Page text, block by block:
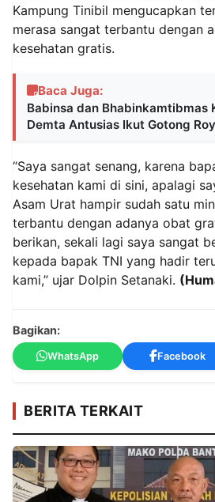
Kampung Tinibil mengucapkan
merasa sangat terbantu dengan
kesehatan gratis.
Baca Juga:
Babinsa dan Bhabinkamtibmas
Demta Antusias Ikut Gotong
“Saya sangat senang, karena
kesehatan kami di sini, apalagi
Asam Urat hampir sudah satu
terbantu dengan adanya obat
berikan, sekali lagi saya sangat
kepada bapak TNI yang hadir
kami,” ujar Dolpin Setanaki.
Bagikan:
WhatsApp Facebook
BERITA TERKAIT